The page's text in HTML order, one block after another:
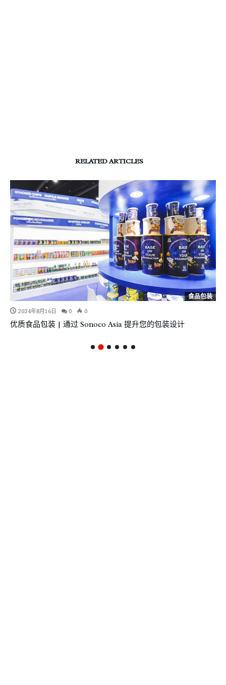
RELATED ARTICLES
食品包装
2024年8月16日 0 0
优质食品包装 | 通过 Sonoco Asia 提升您的包装设计